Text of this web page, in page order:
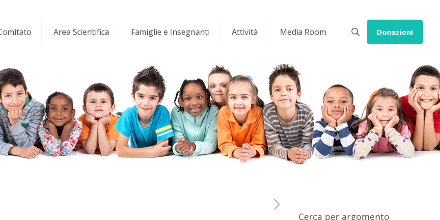
Area Scientifica Famiglie e Insegnanti Attività Media Room Donazioni
Cerca per argomento